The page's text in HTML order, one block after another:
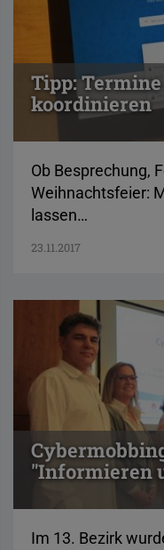
Tipp:
koordinieren
Ob Besprechung,
Weihnachtsfeier:
lassen…
23.11.2017
"Informieren
Im 13. Bezirk